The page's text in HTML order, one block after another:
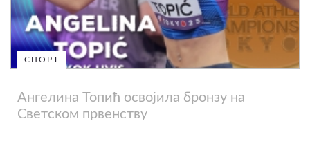
СПОРТ
Ангелина Топић освојила бронзу на
Светском првенству